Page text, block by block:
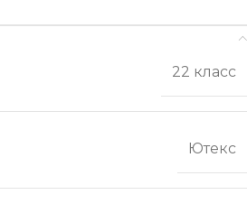
22 класс
Ютекс